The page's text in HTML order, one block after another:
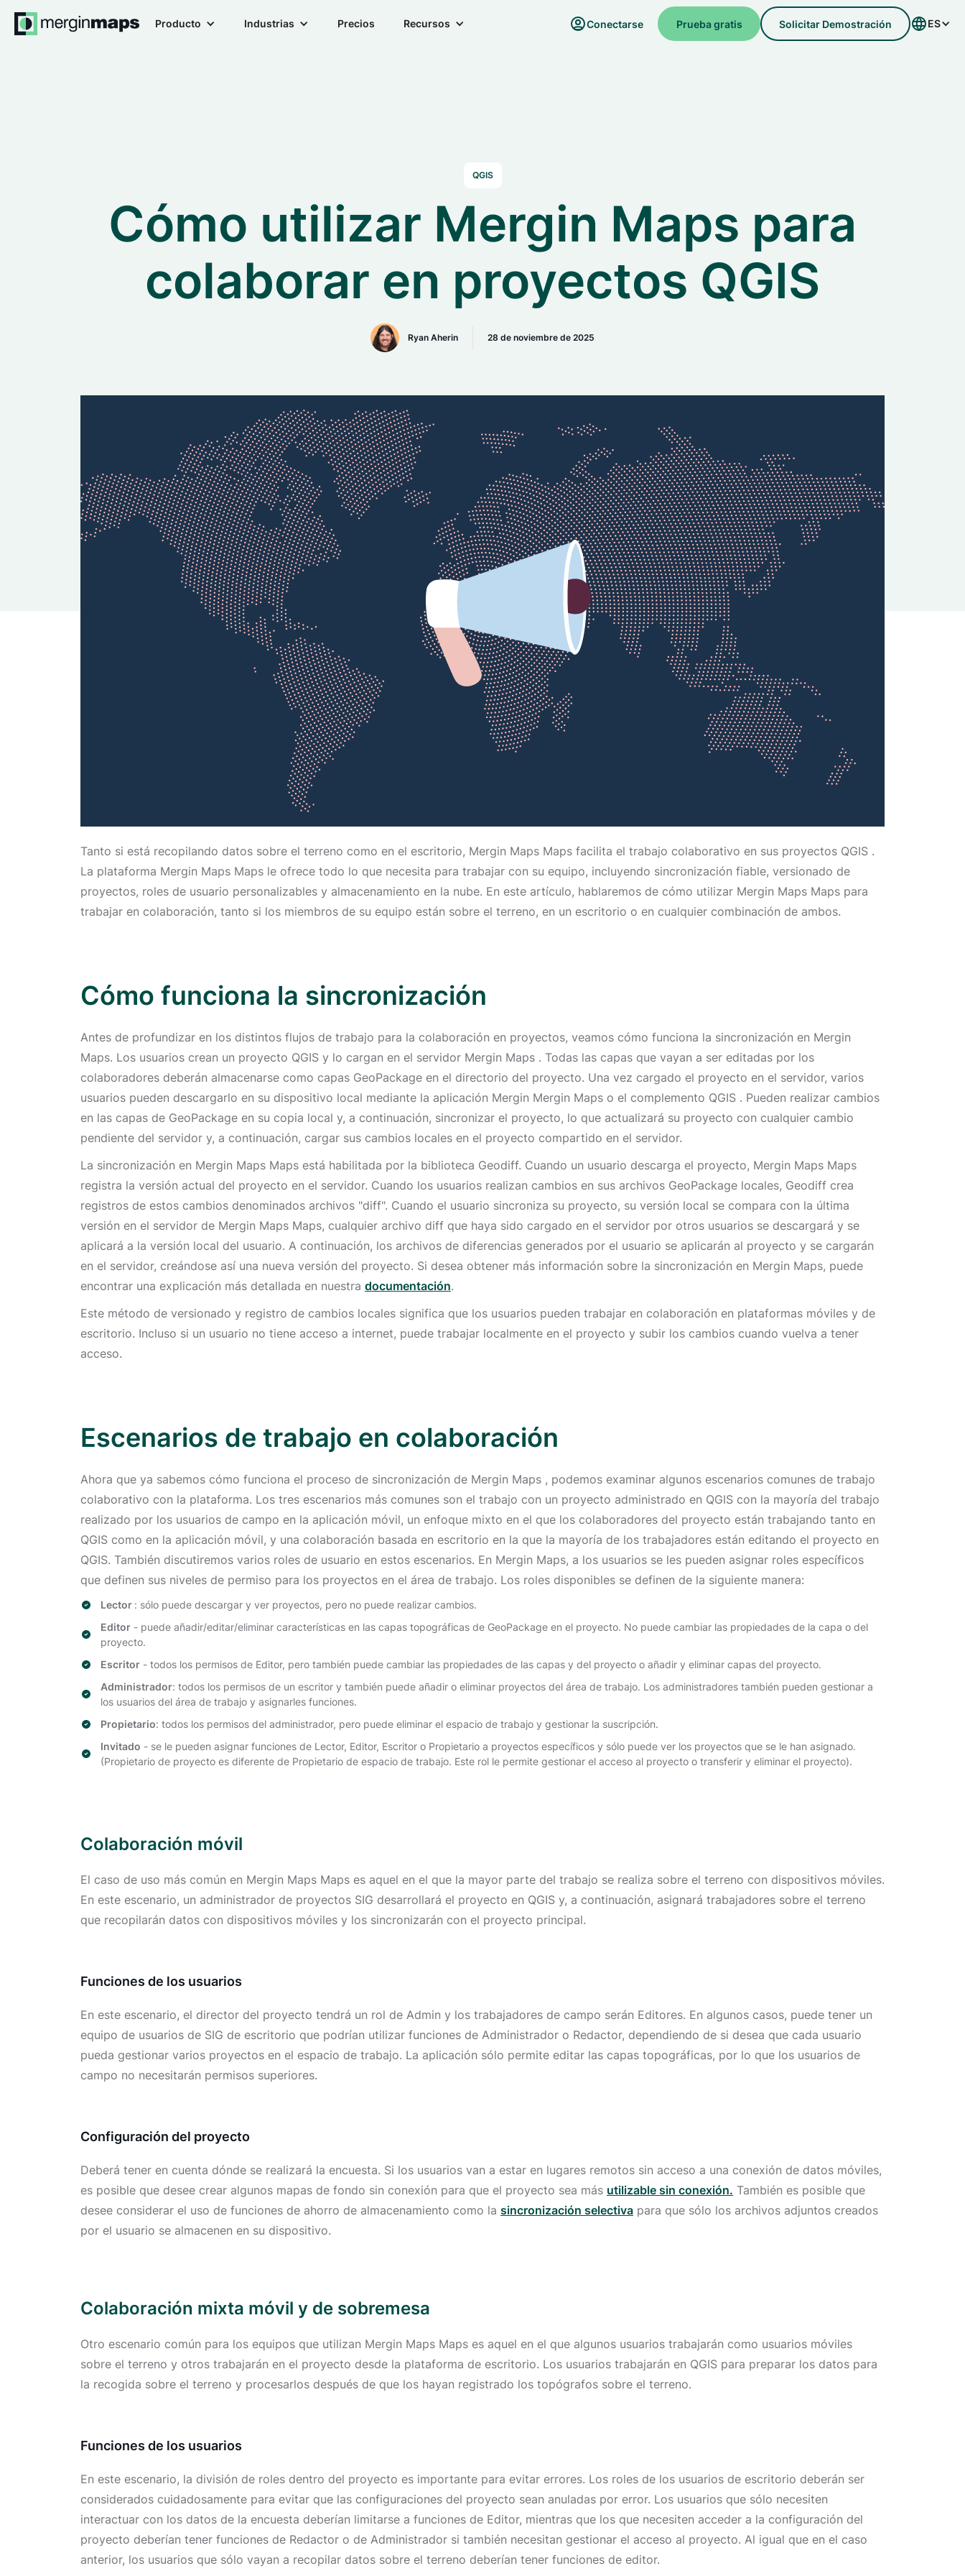
Producto Industrias Precios Recursos Conectarse Prueba gratis Solicitar Demostración ES
QGIS
Cómo utilizar Mergin Maps para
colaborar en proyectos QGIS
Ryan Aherin 28 de noviembre de 2025
Tanto si está recopilando datos sobre el terreno como en el escritorio, Mergin Maps Maps facilita el trabajo colaborativo en sus proyectos QGIS .
La plataforma Mergin Maps Maps le ofrece todo lo que necesita para trabajar con su equipo, incluyendo sincronización fiable, versionado de
proyectos, roles de usuario personalizables y almacenamiento en la nube. En este artículo, hablaremos de cómo utilizar Mergin Maps Maps para
trabajar en colaboración, tanto si los miembros de su equipo están sobre el terreno, en un escritorio o en cualquier combinación de ambos.
Cómo funciona la sincronización
Antes de profundizar en los distintos flujos de trabajo para la colaboración en proyectos, veamos cómo funciona la sincronización en Mergin
Maps. Los usuarios crean un proyecto QGIS y lo cargan en el servidor Mergin Maps . Todas las capas que vayan a ser editadas por los
colaboradores deberán almacenarse como capas GeoPackage en el directorio del proyecto. Una vez cargado el proyecto en el servidor, varios
usuarios pueden descargarlo en su dispositivo local mediante la aplicación Mergin Mergin Maps o el complemento QGIS . Pueden realizar cambios
en las capas de GeoPackage en su copia local y, a continuación, sincronizar el proyecto, lo que actualizará su proyecto con cualquier cambio
pendiente del servidor y, a continuación, cargar sus cambios locales en el proyecto compartido en el servidor.
La sincronización en Mergin Maps Maps está habilitada por la biblioteca Geodiff. Cuando un usuario descarga el proyecto, Mergin Maps Maps
registra la versión actual del proyecto en el servidor. Cuando los usuarios realizan cambios en sus archivos GeoPackage locales, Geodiff crea
registros de estos cambios denominados archivos "diff". Cuando el usuario sincroniza su proyecto, su versión local se compara con la última
versión en el servidor de Mergin Maps Maps, cualquier archivo diff que haya sido cargado en el servidor por otros usuarios se descargará y se
aplicará a la versión local del usuario. A continuación, los archivos de diferencias generados por el usuario se aplicarán al proyecto y se cargarán
en el servidor, creándose así una nueva versión del proyecto. Si desea obtener más información sobre la sincronización en Mergin Maps, puede
encontrar una explicación más detallada en nuestra documentación.
Este método de versionado y registro de cambios locales significa que los usuarios pueden trabajar en colaboración en plataformas móviles y de
escritorio. Incluso si un usuario no tiene acceso a internet, puede trabajar localmente en el proyecto y subir los cambios cuando vuelva a tener
acceso.
Escenarios de trabajo en colaboración
Ahora que ya sabemos cómo funciona el proceso de sincronización de Mergin Maps , podemos examinar algunos escenarios comunes de trabajo
colaborativo con la plataforma. Los tres escenarios más comunes son el trabajo con un proyecto administrado en QGIS con la mayoría del trabajo
realizado por los usuarios de campo en la aplicación móvil, un enfoque mixto en el que los colaboradores del proyecto están trabajando tanto en
QGIS como en la aplicación móvil, y una colaboración basada en escritorio en la que la mayoría de los trabajadores están editando el proyecto en
QGIS. También discutiremos varios roles de usuario en estos escenarios. En Mergin Maps, a los usuarios se les pueden asignar roles específicos
que definen sus niveles de permiso para los proyectos en el área de trabajo. Los roles disponibles se definen de la siguiente manera:
Lector : sólo puede descargar y ver proyectos, pero no puede realizar cambios.
Editor - puede añadir/editar/eliminar características en las capas topográficas de GeoPackage en el proyecto. No puede cambiar las propiedades de la capa o del
proyecto.
Escritor - todos los permisos de Editor, pero también puede cambiar las propiedades de las capas y del proyecto o añadir y eliminar capas del proyecto.
Administrador: todos los permisos de un escritor y también puede añadir o eliminar proyectos del área de trabajo. Los administradores también pueden gestionar a
los usuarios del área de trabajo y asignarles funciones.
Propietario: todos los permisos del administrador, pero puede eliminar el espacio de trabajo y gestionar la suscripción.
Invitado - se le pueden asignar funciones de Lector, Editor, Escritor o Propietario a proyectos específicos y sólo puede ver los proyectos que se le han asignado.
(Propietario de proyecto es diferente de Propietario de espacio de trabajo. Este rol le permite gestionar el acceso al proyecto o transferir y eliminar el proyecto).
Colaboración móvil
El caso de uso más común en Mergin Maps Maps es aquel en el que la mayor parte del trabajo se realiza sobre el terreno con dispositivos móviles.
En este escenario, un administrador de proyectos SIG desarrollará el proyecto en QGIS y, a continuación, asignará trabajadores sobre el terreno
que recopilarán datos con dispositivos móviles y los sincronizarán con el proyecto principal.
Funciones de los usuarios
En este escenario, el director del proyecto tendrá un rol de Admin y los trabajadores de campo serán Editores. En algunos casos, puede tener un
equipo de usuarios de SIG de escritorio que podrían utilizar funciones de Administrador o Redactor, dependiendo de si desea que cada usuario
pueda gestionar varios proyectos en el espacio de trabajo. La aplicación sólo permite editar las capas topográficas, por lo que los usuarios de
campo no necesitarán permisos superiores.
Configuración del proyecto
Deberá tener en cuenta dónde se realizará la encuesta. Si los usuarios van a estar en lugares remotos sin acceso a una conexión de datos móviles,
es posible que desee crear algunos mapas de fondo sin conexión para que el proyecto sea más utilizable sin conexión. También es posible que
desee considerar el uso de funciones de ahorro de almacenamiento como la sincronización selectiva para que sólo los archivos adjuntos creados
por el usuario se almacenen en su dispositivo.
Colaboración mixta móvil y de sobremesa
Otro escenario común para los equipos que utilizan Mergin Maps Maps es aquel en el que algunos usuarios trabajarán como usuarios móviles
sobre el terreno y otros trabajarán en el proyecto desde la plataforma de escritorio. Los usuarios trabajarán en QGIS para preparar los datos para
la recogida sobre el terreno y procesarlos después de que los hayan registrado los topógrafos sobre el terreno.
Funciones de los usuarios
En este escenario, la división de roles dentro del proyecto es importante para evitar errores. Los roles de los usuarios de escritorio deberán ser
considerados cuidadosamente para evitar que las configuraciones del proyecto sean anuladas por error. Los usuarios que sólo necesiten
interactuar con los datos de la encuesta deberían limitarse a funciones de Editor, mientras que los que necesiten acceder a la configuración del
proyecto deberían tener funciones de Redactor o de Administrador si también necesitan gestionar el acceso al proyecto. Al igual que en el caso
anterior, los usuarios que sólo vayan a recopilar datos sobre el terreno deberían tener funciones de editor.